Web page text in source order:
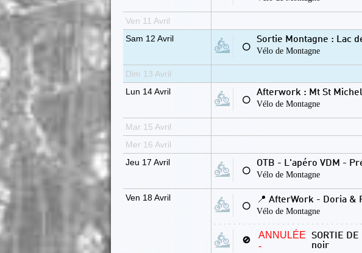
Ven 11 Avril
Sam 12 Avril
⚪
Sortie Montagne : Lac
Vélo de Montagne
Dim 13 Avril
Lun 14 Avril
⚪
Afterwork : Mt St
Vélo de Montagne
Mar 15 Avril
Mer 16 Avril
Jeu 17 Avril
⚪
OTB - L'apéro VDM -
Vélo de Montagne
Ven 18 Avril
⚪
📍 AfterWork - Doria &
Vélo de Montagne
🚫
ANNULÉE
-
SORTIE
noir